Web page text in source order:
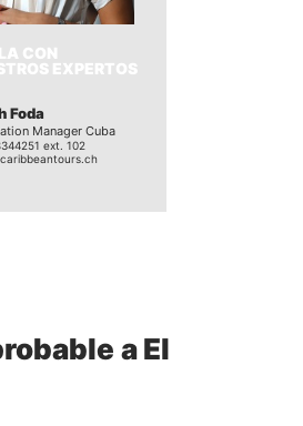
CON
EXPERTOS
Foda
Manager Cuba
ext. 102
a El